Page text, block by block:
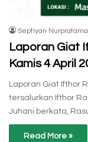
Septiyan Nurpratama
Laporan Giat
Kamis 4 April
Laporan Giat Ifthor
tersalurkan Ifthor
Juhani berkata,
Read More »